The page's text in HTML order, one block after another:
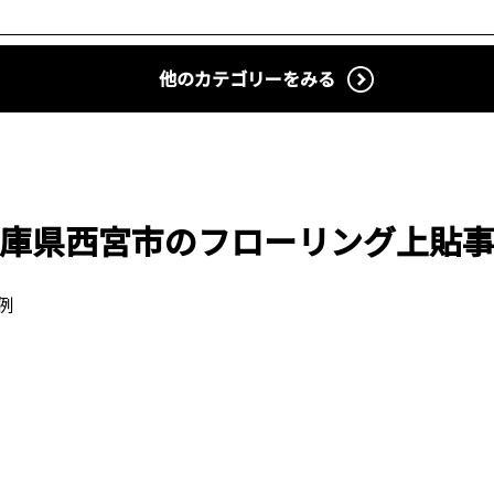
他のカテゴリーをみる
県西宮市のフローリング上貼